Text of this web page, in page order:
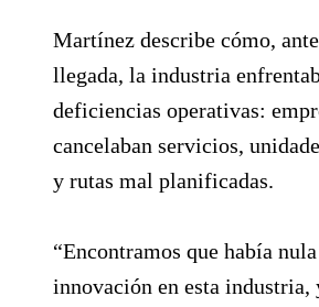
Martínez describe cómo,
llegada, la industria
deficiencias operativas:
cancelaban servicios,
y rutas mal planificadas.
“Encontramos que había
innovación en esta industria,